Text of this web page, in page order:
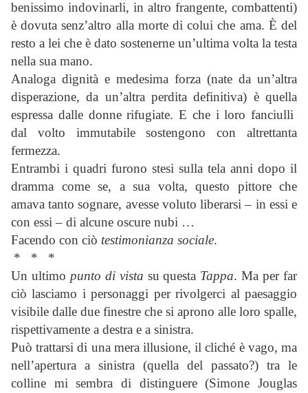
benissimo indovinarli, in altro frangente, combattenti)
è dovuta senz’altro alla morte di colui che ama. È del
resto a lei che è dato sostenerne un’ultima volta la testa
nella sua mano.
Analoga dignità e medesima forza (nate da un’altra
disperazione, da un’altra perdita definitiva) è quella
espressa dalle donne rifugiate. E che i loro fanciulli
dal volto immutabile sostengono con altrettanta
fermezza.
Entrambi i quadri furono stesi sulla tela anni dopo il
dramma come se, a sua volta, questo pittore che
amava tanto sognare, avesse voluto liberarsi – in essi e
con essi – di alcune oscure nubi …
Facendo con ciò testimonianza sociale.
* * *
Un ultimo punto di vista su questa Tappa. Ma per far
ciò lasciamo i personaggi per rivolgerci al paesaggio
visibile dalle due finestre che si aprono alle loro spalle,
rispettivamente a destra e a sinistra.
Può trattarsi di una mera illusione, il cliché è vago, ma
nell’apertura a sinistra (quella del passato?) tra le
colline mi sembra di distinguere (Simone Jouglas